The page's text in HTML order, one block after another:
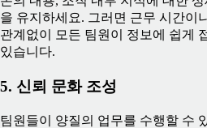
을 유지하세요. 그러면 근무 시간이
관계없이 모든 팀원이 정보에 쉽게
있습니다.
5. 신뢰 문화 조성
팀원들이 양질의 업무를 수행할 수